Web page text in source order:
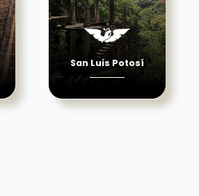
San Luis Potosí